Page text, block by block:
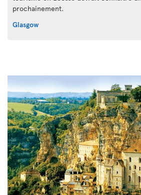
prochainement.
Glasgow